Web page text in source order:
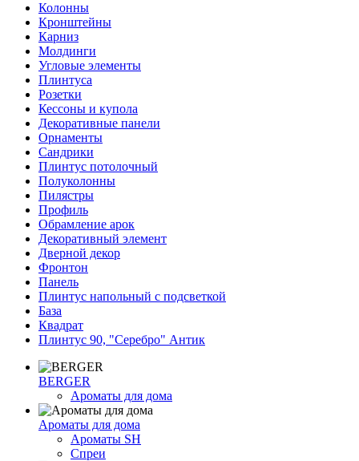
Колонны
Кронштейны
Карниз
Молдинги
Угловые элементы
Плинтуса
Розетки
Кессоны и купола
Декоративные панели
Орнаменты
Сандрики
Плинтус потолочный
Полуколонны
Пилястры
Профиль
Обрамление арок
Декоративный элемент
Дверной декор
Фронтон
Панель
Плинтус напольный с подсветкой
База
Квадрат
Плинтус 90, "Серебро" Антик
BERGER
Ароматы для дома
Ароматы для дома
Ароматы SH
Спреи